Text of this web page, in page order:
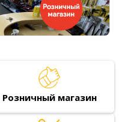
Розничный магазин